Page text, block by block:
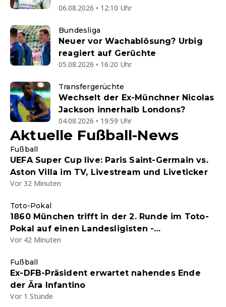
06.08.2026 • 12:10 Uhr
Bundesliga
Neuer vor Wachablösung? Urbig
reagiert auf Gerüchte
05.08.2026 • 16:20 Uhr
Transfergerüchte
Wechselt der Ex-Münchner Nicolas
Jackson innerhalb Londons?
04.08.2026 • 19:59 Uhr
Aktuelle Fußball-News
Fußball
UEFA Super Cup live: Paris Saint-Germain vs.
Aston Villa im TV, Livestream und Liveticker
Vor 32 Minuten
Toto-Pokal
1860 München trifft in der 2. Runde im Toto-
Pokal auf einen Landesligisten -
Ticketverkauf gestartet
Vor 42 Minuten
Fußball
Ex-DFB-Präsident erwartet nahendes Ende
der Ära Infantino
Vor 1 Stunde